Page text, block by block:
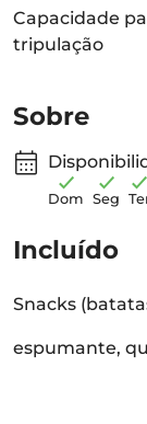
Capacidade
tripulação
Sobre
Dom Seg
Incluído
Snacks
espumante,